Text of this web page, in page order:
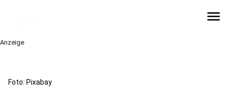
menu
Anzeige
Foto: Pixabay